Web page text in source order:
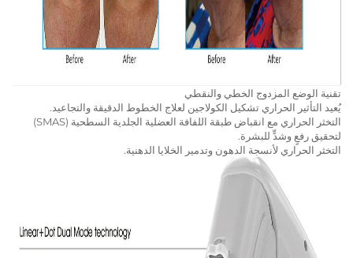
تقنية الوضع المزدوج الخطي والنقطي
يُعيد التأثير الحراري تشكيل الكولاجين لعلاج الخطوط الدقيقة والتجاعيد.
التخثر الحراري مع انقباض طبقة اللفافة العضلية الجلدية السطحية (SMAS)
لتحقيق رفعٍ وشدٍّ للبشرة.
التخثر الحراري لأنسجة الدهون وتدمير الخلايا الدهنية.